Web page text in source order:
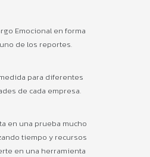
Emocional en forma
de los reportes.
para diferentes
de cada empresa.
en una prueba mucho
tiempo y recursos
en una herramienta